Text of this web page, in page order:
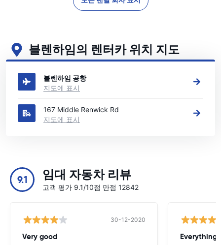
블렌하임의 렌터카 위치 지도
블렌하임의 주요 렌터카 영업소 보기
블렌하임 공항
지도에 표시
167 Middle Renwick Rd
지도에 표시
9.1 임대 자동차 리뷰
고객 평가 9.1/10점 만점 12842
30-12-2020
Very good Everything